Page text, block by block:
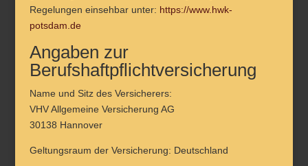
Regelungen einsehbar unter: https://www.hwk-
potsdam.de
Angaben zur
Berufshaftpflichtversicherung
Name und Sitz des Versicherers:
VHV Allgemeine Versicherung AG
30138 Hannover
Geltungsraum der Versicherung: Deutschland